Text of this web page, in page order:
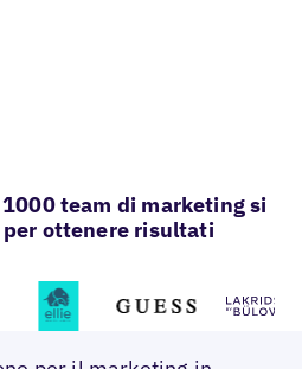
team di marketing si
ottenere risultati